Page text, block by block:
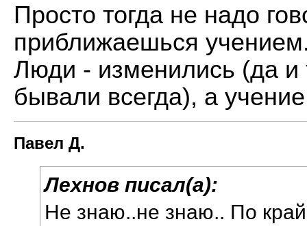
Просто тогда не надо
приближаешься
Люди - изменились (да и
бывали всегда), а
Павел Д.
Лехнов писал(а):
Не знаю..не знаю.. По